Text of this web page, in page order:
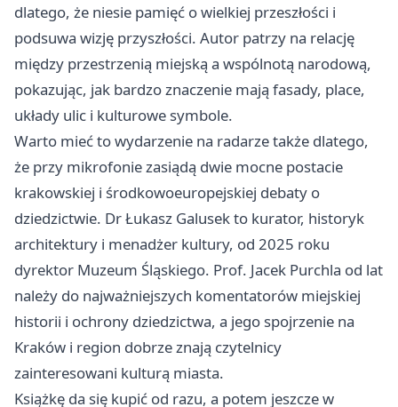
dlatego, że niesie pamięć o wielkiej przeszłości i
podsuwa wizję przyszłości. Autor patrzy na relację
między przestrzenią miejską a wspólnotą narodową,
pokazując, jak bardzo znaczenie mają fasady, place,
układy ulic i kulturowe symbole.
Warto mieć to wydarzenie na radarze także dlatego,
że przy mikrofonie zasiądą dwie mocne postacie
krakowskiej i środkowoeuropejskiej debaty o
dziedzictwie. Dr Łukasz Galusek to kurator, historyk
architektury i menadżer kultury, od 2025 roku
dyrektor Muzeum Śląskiego. Prof. Jacek Purchla od lat
należy do najważniejszych komentatorów miejskiej
historii i ochrony dziedzictwa, a jego spojrzenie na
Kraków i region dobrze znają czytelnicy
zainteresowani kulturą miasta.
Książkę da się kupić od razu, a potem jeszcze w